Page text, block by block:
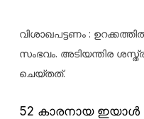
വിശാഖപട്ടണം :
സംഭവം. അടിയന്തിര
ചെയ്തത്.
52 കാരനായ ഇയാൾ